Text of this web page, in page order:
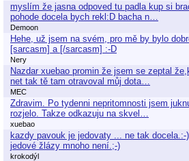
myslím že jasna odpoved tu padla kup si
pohode docela bych rekl:D bacha n…
Demoon
Hehe, už jsem na svém, pro mě by bylo
[sarcasm] a [/sarcasm] :-D
Nery
Nazdar xuebao promin že jsem se zeptal
net tak tě tam otravoval můj dota…
MEC
Zdravim. Po tydenni nepritomnosti jsem
rozjelo. Takze odkazuju na skvel…
xuebao
kazdy pavouk je jedovaty ... ne tak docela.:-
jedové žlázy mnoho není.;-)
krokodýl